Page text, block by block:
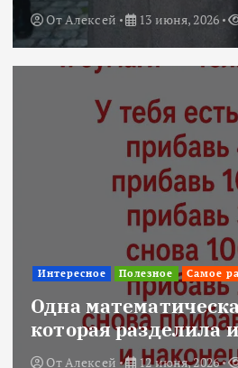
ОтАлексей 13 июня, 2026
Интересное Полезное Самое
Одна
которая разделила
ОтАлексей 12 июня, 2026